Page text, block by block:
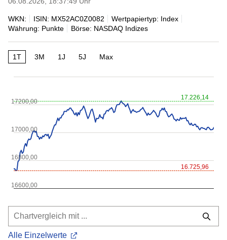
WKN: ISIN: MX52AC0Z0082
Wertpapiertyp: Index
Währung: Punkte
Börse: NASDAQ Indizes
1T 3M 1J 5J Max
17.226,14
16.725,96
16600,00
16800,00
17000,00
17200,00
Alle Einzelwerte